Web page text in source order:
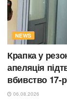
NEWS
Крапка у
апеляція
вбивство 17-
06.08.2026